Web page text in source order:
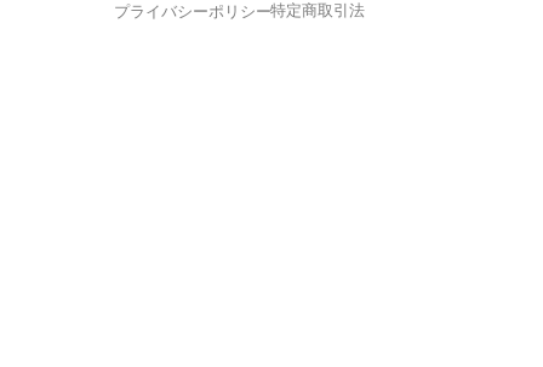
プライバシーポリシー特定商取引法